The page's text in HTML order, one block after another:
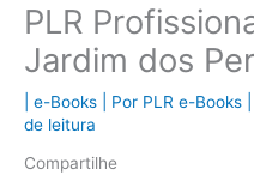
PLR
Jardim dos
e-Books | Por PLR e-Books
de leitura
Compartilhe